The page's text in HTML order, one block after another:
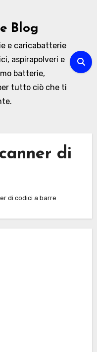
Blog
e caricabatterie
aspirapolveri e
batterie,
tutto ciò che ti
di
di codici a barre